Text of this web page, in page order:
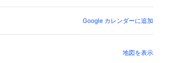
Google カレンダーに追加
地図を表示